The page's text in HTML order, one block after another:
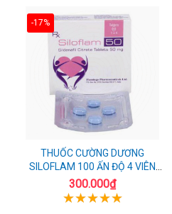
-17%
THUỐC CƯỜNG DƯƠNG
SILOFLAM 100 ẤN ĐỘ 4 VIÊN
CAO CẤP
300.000₫